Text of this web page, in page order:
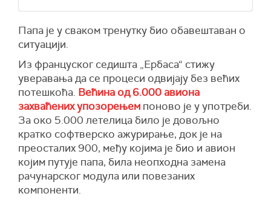
Папа је у сваком тренутку био обавештаван о
ситуацији.
Из француског седишта „Ербаса“ стижу
уверавања да се процеси одвијају без већих
потешкоћа. Већина од 6.000 авиона
захваћених упозорењем поново је у употреби.
За око 5.000 летелица било је довољно
кратко софтверско ажурирање, док је на
преосталих 900, међу којима је био и авион
којим путује папа, била неопходна замена
рачунарског модула или повезаних
компоненти.